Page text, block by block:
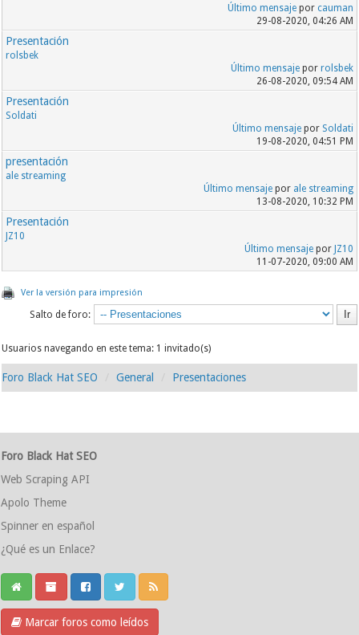
Último mensajepor cauman
29-08-2020, 04:26 AM
Presentación
rolsbek
Último mensajepor rolsbek
26-08-2020, 09:54 AM
Presentación
Soldati
Último mensajepor Soldati
19-08-2020, 04:51 PM
presentación
ale streaming
Último mensajepor ale streaming
13-08-2020, 10:32 PM
Presentación
JZ10
Último mensajepor JZ10
11-07-2020, 09:00 AM
Ver la versión para impresión
Salto de foro:
Usuarios navegando en este tema: 1 invitado(s)
Foro Black Hat SEO General Presentaciones
Foro Black Hat SEO
Web Scraping API
Apolo Theme
Spinner en español
¿Qué es un Enlace?
Marcar foros como leídos